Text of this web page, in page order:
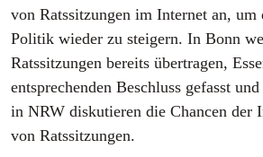
von Ratssitzungen im Internet an, um
Politik wieder zu steigern. In Bonn
Ratssitzungen bereits übertragen,
entsprechenden Beschluss gefasst
in NRW diskutieren die Chancen der
von Ratssitzungen.